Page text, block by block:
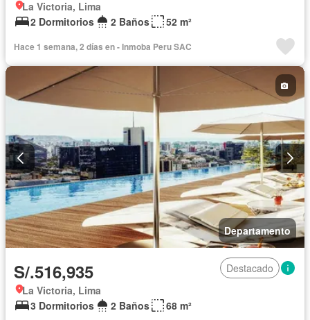
La Victoria, Lima
2 Dormitorios
2 Baños 52 m²
Hace 1 semana, 2 días en - Inmoba Peru SAC
Departamento
S/.516,935
Destacado
La Victoria, Lima
3 Dormitorios
2 Baños 68 m²